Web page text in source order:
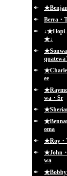
Berra・
↓★Hopi
★↓
quatewa
ee
wa・Sr
oma
★Roy・
★John
wa
★Bobby